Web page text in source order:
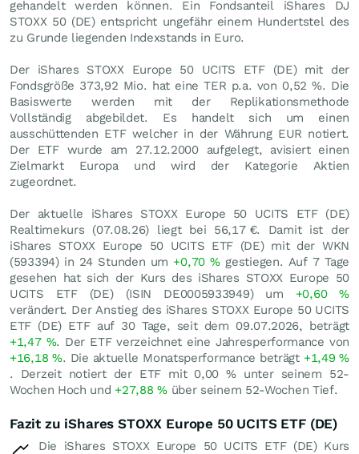
gehandelt werden können. Ein Fondsanteil iShares DJ
STOXX 50 (DE) entspricht ungefähr einem Hundertstel des
zu Grunde liegenden Indexstands in Euro.
Der iShares STOXX Europe 50 UCITS ETF (DE) mit der
Fondsgröße 373,92 Mio. hat eine TER p.a. von 0,52 %. Die
Basiswerte werden mit der Replikationsmethode
Vollständig abgebildet. Es handelt sich um einen
ausschüttenden ETF welcher in der Währung EUR notiert.
Der ETF wurde am 27.12.2000 aufgelegt, avisiert einen
Zielmarkt Europa und wird der Kategorie Aktien
zugeordnet.
Der aktuelle iShares STOXX Europe 50 UCITS ETF (DE)
Realtimekurs (07.08.26) liegt bei 56,17 €. Damit ist der
iShares STOXX Europe 50 UCITS ETF (DE) mit der WKN
(593394) in 24 Stunden um +0,70% gestiegen. Auf 7 Tage
gesehen hat sich der Kurs des iShares STOXX Europe 50
UCITS ETF (DE) (ISIN DE0005933949) um +0,60%
verändert. Der Anstieg des iShares STOXX Europe 50 UCITS
ETF (DE) ETF auf 30 Tage, seit dem 09.07.2026, beträgt
+1,47 %. Der ETF verzeichnet eine Jahresperformance von
+16,18%. Die aktuelle Monatsperformance beträgt +1,49%
. Derzeit notiert der ETF mit 0,00%unter seinem 52-
Wochen Hoch und +27,88%über seinem 52-Wochen Tief.
Fazit zu iShares STOXX Europe 50 UCITS ETF (DE)
Die iShares STOXX Europe 50 UCITS ETF (DE) Kurs